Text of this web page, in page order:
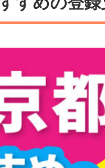
その他の国籍
人
採
調